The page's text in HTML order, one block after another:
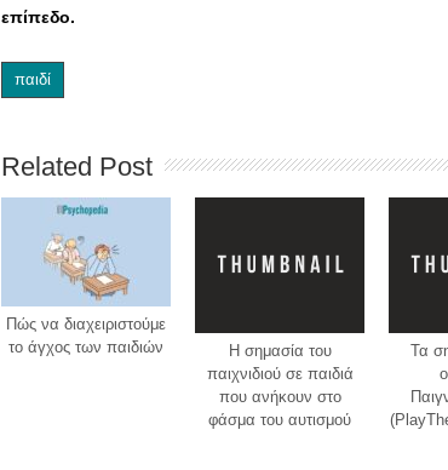
επίπεδο.
παιδί
Related Post
Πώς να διαχειριστούμε
το άγχος των παιδιών
H σημασία του
παιχνιδιού σε παιδιά
που ανήκουν στο
φάσμα του αυτισμού
Τα